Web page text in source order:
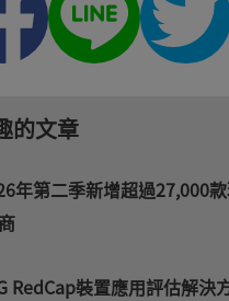
的文章
年第二季新增超過27,000
RedCap裝置應用評估解